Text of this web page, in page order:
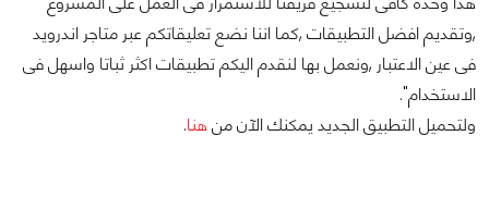
,وتقديم افضل التطبيقات ,كما اننا نضع تعليقاتكم عبر متاجر اندرويد
فى عين الاعتبار ,ونعمل بها لنقدم اليكم تطبيقات اكثر ثباتا واسهل فى
الاستخدام".
ولتحميل التطبيق الجديد يمكنك الآن منهنا.